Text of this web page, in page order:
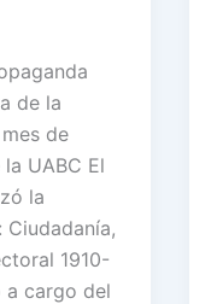
de la
de
UABC El
la
Ciudadanía,
1910-
a cargo del